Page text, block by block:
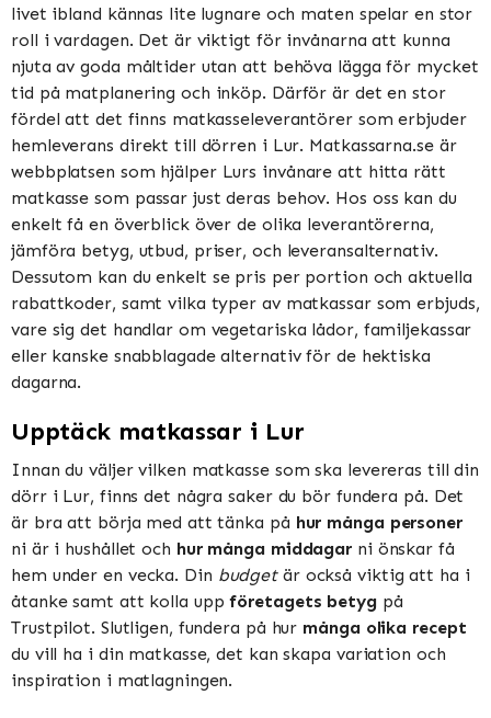
livet ibland kännas lite lugnare och maten spelar en stor
roll i vardagen. Det är viktigt för invånarna att kunna
njuta av goda måltider utan att behöva lägga för mycket
tid på matplanering och inköp. Därför är det en stor
fördel att det finns matkasseleverantörer som erbjuder
hemleverans direkt till dörren i Lur. Matkassarna.se är
webbplatsen som hjälper Lurs invånare att hitta rätt
matkasse som passar just deras behov. Hos oss kan du
enkelt få en överblick över de olika leverantörerna,
jämföra betyg, utbud, priser, och leveransalternativ.
Dessutom kan du enkelt se pris per portion och aktuella
rabattkoder, samt vilka typer av matkassar som erbjuds,
vare sig det handlar om vegetariska lådor, familjekassar
eller kanske snabblagade alternativ för de hektiska
dagarna.
Upptäck matkassar i Lur
Innan du väljer vilken matkasse som ska levereras till din
dörr i Lur, finns det några saker du bör fundera på. Det
är bra att börja med att tänka på hur många personer
ni är i hushållet och hur många middagar ni önskar få
hem under en vecka. Din budgetär också viktig att ha i
åtanke samt att kolla uppföretagets betygpå
Trustpilot. Slutligen, fundera på hur många olika recept
du vill ha i din matkasse, det kan skapa variation och
inspiration i matlagningen.